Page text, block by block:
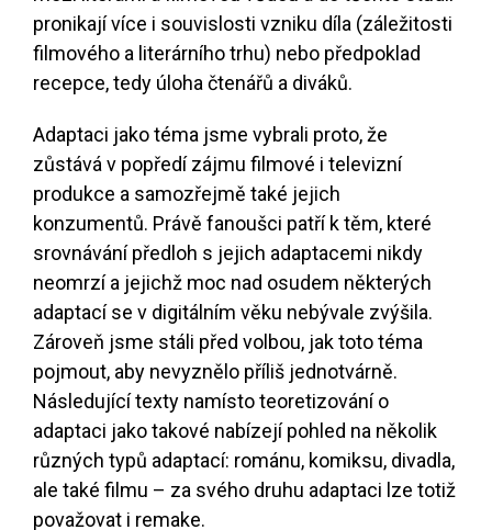
pronikají více i souvislosti vzniku díla (záležitosti
filmového a literárního trhu) nebo předpoklad
recepce, tedy úloha čtenářů a diváků.
Adaptaci jako téma jsme vybrali proto, že
zůstává v popředí zájmu filmové i televizní
produkce a samozřejmě také jejich
konzumentů. Právě fanoušci patří k těm, které
srovnávání předloh s jejich adaptacemi nikdy
neomrzí a jejichž moc nad osudem některých
adaptací se v digitálním věku nebývale zvýšila.
Zároveň jsme stáli před volbou, jak toto téma
pojmout, aby nevyznělo příliš jednotvárně.
Následující texty namísto teoretizování o
adaptaci jako takové nabízejí pohled na několik
různých typů adaptací: románu, komiksu, divadla,
ale také filmu – za svého druhu adaptaci lze totiž
považovat i remake.